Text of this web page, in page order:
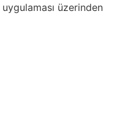
uygulaması üzerinden